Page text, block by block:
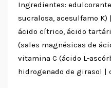
Ingredientes:
sucralosa, acesulfamo
ácido cítrico, ácido
(sales magnésicas de
vitamina C (ácido L-
hidrogenado de girasol |